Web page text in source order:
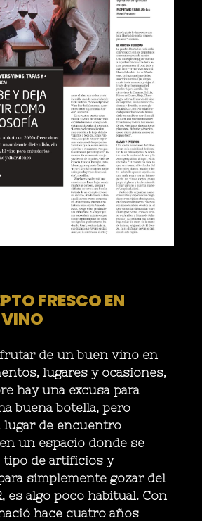
FRESCO EN
de un buen vino en
lugares y ocasiones,
hay una excusa para
buena botella, pero
lugar de encuentro
un espacio donde se
tipo de artificios y
simplemente gozar del
es algo poco habitual. Con
hace cuatro años